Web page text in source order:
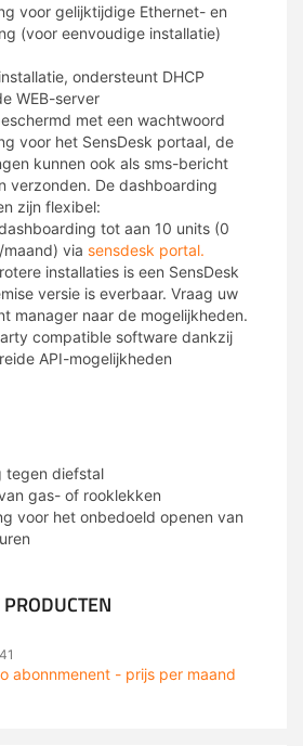
voor gelijktijdige Ethernet- en
(voor eenvoudige installatie)
ondersteunt DHCP
WEB-server
met een wachtwoord
voor het SensDesk portaal, de
kunnen ook als sms-bericht
verzonden. De dashboarding
zijn flexibel:
tot aan 10 units (0
via sensdesk portal.
installaties is een SensDesk
versie is everbaar. Vraag uw
manager naar de mogelijkheden.
compatible software dankzij
API-mogelijkheden
tegen diefstal
gas- of rooklekken
voor het onbedoeld openen van
abonnmenent - prijs per maand